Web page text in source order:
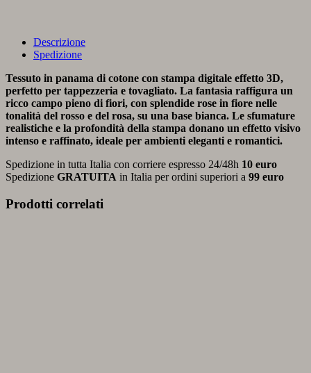
Descrizione
Spedizione
Tessuto in panama di cotone con stampa digitale effetto 3D,
perfetto per tappezzeria e tovagliato. La fantasia raffigura un
ricco campo pieno di fiori, con splendide rose in fiore nelle
tonalità del rosso e del rosa, su una base bianca. Le sfumature
realistiche e la profondità della stampa donano un effetto visivo
intenso e raffinato, ideale per ambienti eleganti e romantici.
Spedizione in tutta Italia con corriere espresso 24/48h 10 euro
Spedizione GRATUITA in Italia per ordini superiori a 99 euro
Prodotti correlati